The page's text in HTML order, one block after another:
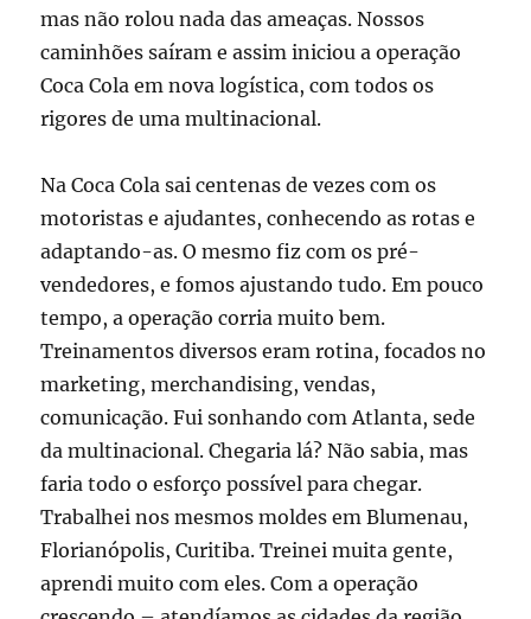
mas não rolou nada das ameaças. Nossos
caminhões saíram e assim iniciou a operação
Coca Cola em nova logística, com todos os
rigores de uma multinacional.
Na Coca Cola sai centenas de vezes com os
motoristas e ajudantes, conhecendo as rotas e
adaptando-as. O mesmo fiz com os pré-
vendedores, e fomos ajustando tudo. Em pouco
tempo, a operação corria muito bem.
Treinamentos diversos eram rotina, focados no
marketing, merchandising, vendas,
comunicação. Fui sonhando com Atlanta, sede
da multinacional. Chegaria lá? Não sabia, mas
faria todo o esforço possível para chegar.
Trabalhei nos mesmos moldes em Blumenau,
Florianópolis, Curitiba. Treinei muita gente,
aprendi muito com eles. Com a operação